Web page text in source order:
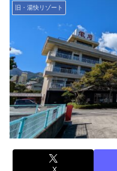
旧・湯快リゾート